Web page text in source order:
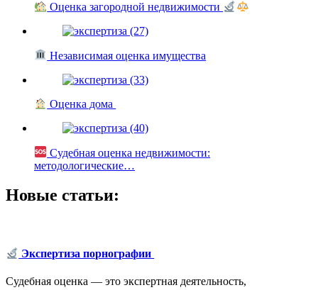
Оценка загородной недвижимости
Независимая оценка имущества
Оценка дома
Судебная оценка недвижимости:
методологические…
Новые статьи:
Экспертиза порнографии
Судебная оценка — это экспертная деятельность,